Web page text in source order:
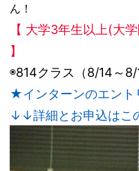
ん！
【 大学3年生以上(大
】
◉814クラス（8/14～8/
★インターンのエン
↓↓詳細とお申込は